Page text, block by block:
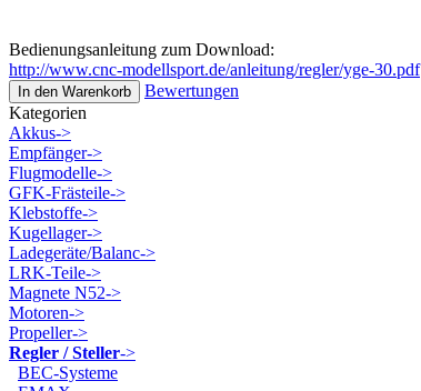
Bedienungsanleitung zum Download:
http://www.cnc-modellsport.de/anleitung/regler/yge-30.pdf
In den Warenkorb
Bewertungen
Kategorien
Akkus->
Empfänger->
Flugmodelle->
GFK-Frästeile->
Klebstoffe->
Kugellager->
Ladegeräte/Balanc->
LRK-Teile->
Magnete N52->
Motoren->
Propeller->
Regler / Steller->
BEC-Systeme